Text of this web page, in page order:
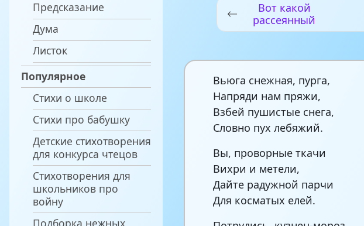
Предсказание
Дума
Листок
Популярное
Стихи о школе
Стихи про бабушку
Детские стихотворения
для конкурса чтецов
Стихотворения для
школьников про
войну
Подборка нежных
Вот какой
рассеянный
Вьюга снежная, пурга,
Напряди нам пряжи,
Взбей пушистые снега,
Словно пух лебяжий.
Вы, проворные ткачи
Вихри и метели,
Дайте радужной парчи
Для косматых елей.